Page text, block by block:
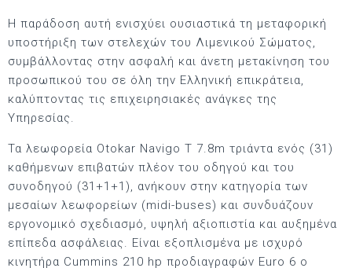
Η παράδοση αυτή ενισχύει ουσιαστικά τη μεταφορική
υποστήριξη των στελεχών του Λιμενικού Σώματος,
συμβάλλοντας στην ασφαλή και άνετη μετακίνηση του
προσωπικού του σε όλη την Ελληνική επικράτεια,
καλύπτοντας τις επιχειρησιακές ανάγκες της
Υπηρεσίας.
Τα λεωφορεία Otokar Navigo T 7.8m τριάντα ενός (31)
καθήμενων επιβατών πλέον του οδηγού και του
συνοδηγού (31+1+1), ανήκουν στην κατηγορία των
μεσαίων λεωφορείων (midi-buses) και συνδυάζουν
εργονομικό σχεδιασμό, υψηλή αξιοπιστία και αυξημένα
επίπεδα ασφάλειας. Είναι εξοπλισμένα με ισχυρό
κινητήρα Cummins 210 hp προδιαγραφών Euro 6 ο